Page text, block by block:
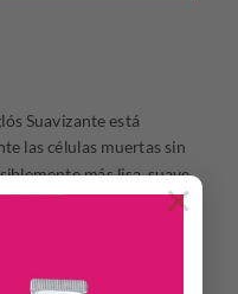
×
Suavizante está
las células muertas sin
más lisa, suave
exfoliante natural de
sensible,